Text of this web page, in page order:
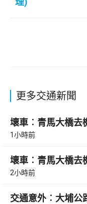
更多交通新聞
壞車︰青馬大橋去
1小時前
壞車︰青馬大橋去
2小時前
交通意外︰大埔公